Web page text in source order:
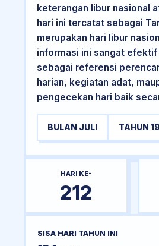
keterangan libur nasional
hari ini tercatat sebagai
merupakan hari libur
informasi ini sangat efektif
sebagai referensi
harian, kegiatan adat,
pengecekan hari baik
BULAN JULI TAHUN
HARI KE-
212
SISA HARI TAHUN INI